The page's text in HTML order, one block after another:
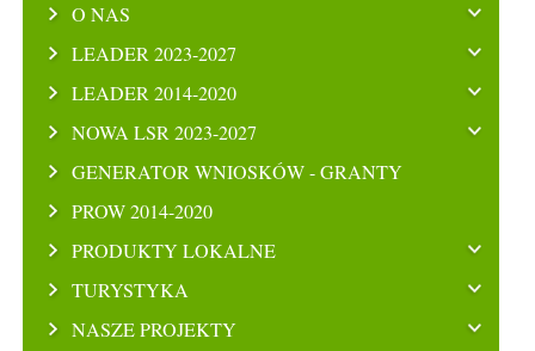
O NAS
LEADER 2023-2027
LEADER 2014-2020
NOWA LSR 2023-2027
GENERATOR WNIOSKÓW - GRANTY
PROW 2014-2020
PRODUKTY LOKALNE
TURYSTYKA
NASZE PROJEKTY